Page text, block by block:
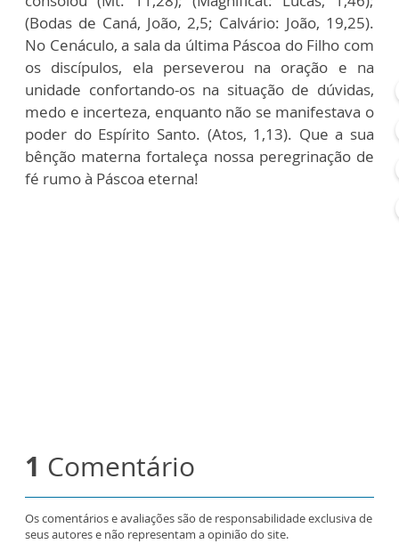
(Bodas de Caná, João, 2,5; Calvário: João, 19,25).
No Cenáculo, a sala da última Páscoa do Filho com
os discípulos, ela perseverou na oração e na
unidade confortando-os na situação de dúvidas,
medo e incerteza, enquanto não se manifestava o
poder do Espírito Santo. (Atos, 1,13). Que a sua
bênção materna fortaleça nossa peregrinação de
fé rumo à Páscoa eterna!
1 Comentário
Os comentários e avaliações são de responsabilidade exclusiva de
seus autores e não representam a opinião do site.